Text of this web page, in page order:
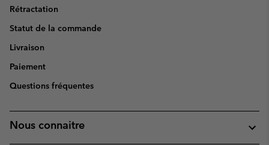
Rétractation
Statut de la commande
Livraison
Paiement
Questions fréquentes
Nous connaitre